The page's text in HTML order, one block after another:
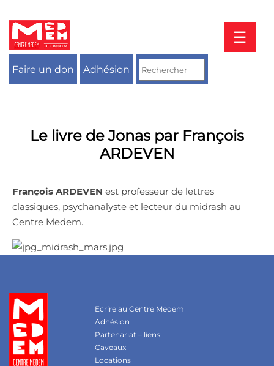
contenu
☰
Faire un don Adhésion
Le livre de Jonas par François
ARDEVEN
François ARDEVEN est professeur de lettres
classiques, psychanalyste et lecteur du midrash au
Centre Medem.
Ecrire au Centre Medem
Adhésion
Partenariat – liens
Caveaux
Locations